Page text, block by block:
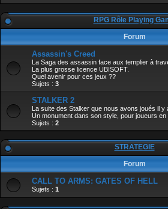
RPG Rôle Playing
Forum
Assassin's Creed
La Saga des assassin face aux templier à
La plus grosse licence UBISOFT.
Quel avenir pour ces jeux ??
Sujets : 3
STALKER 2
La suite des Stalker que nous avons joués il y
Un monument dans son style, pour joueurs en
Sujets : 2
STRATEGIE
Forum
CALL TO ARMS: GATES OF HELL
Sujets : 1